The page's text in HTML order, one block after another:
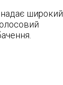
надає широкий